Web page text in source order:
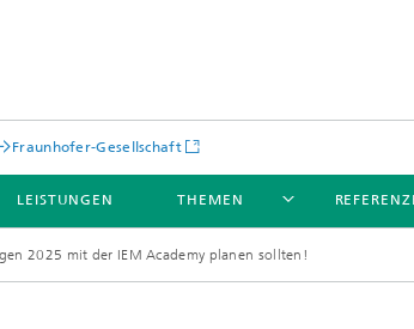
Fraunhofer-Gesellschaft
LEISTUNGEN THEMEN
2025 mit der IEM Academy planen sollten!